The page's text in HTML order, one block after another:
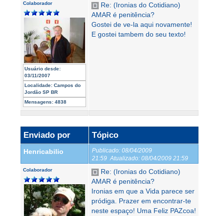
Colaborador
Usuário desde:
03/11/2007
Localidade: Campos do
Jordão SP BR
Mensagens: 4838
Re: (Ironias do Cotidiano)
AMAR é penitência?
Gostei de ve-la aqui novamente!
E gostei tambem do seu texto!
Enviado por Tópico
Henricabilio Publicado: 08/04/2009
21:59 Atualizado: 08/04/2009 21:59
Colaborador
Re: (Ironias do Cotidiano)
AMAR é penitência?
Ironias em que a Vida parece ser
pródiga. Prazer em encontrar-te
neste espaço! Uma Feliz PAZcoa!